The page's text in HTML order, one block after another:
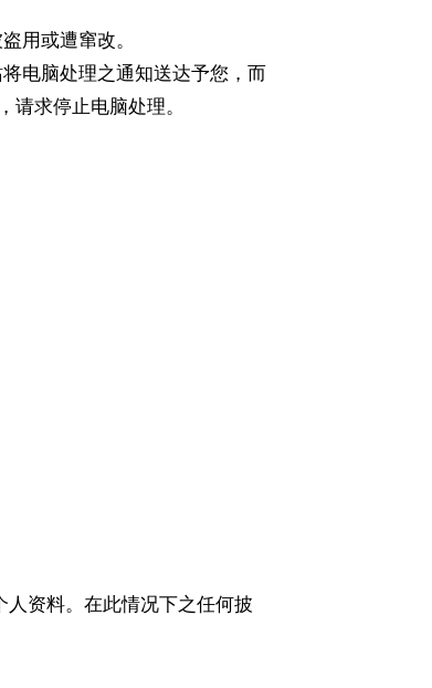
用或遭窜改。
电脑处理之通知送达予您，而
求停止电脑处理。
资料。在此情况下之任何披